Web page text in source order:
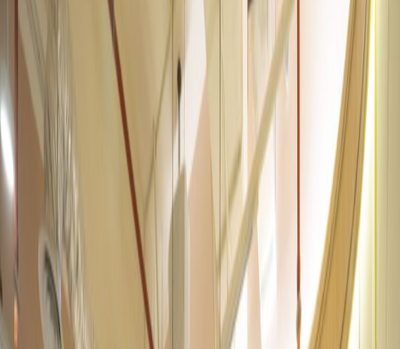
Sudirman 7.8, Level 16,
Jl. Jend Sudirman Kav
7-8, Karet Tengsin,
12910
Fasilitas di ruang kerja ini
Pemantauan CCTV 24 jam
Area Istirahat
Pusat Kota/Pusat Kota